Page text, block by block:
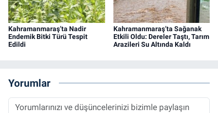
Kahramanmaraş’ta Nadir
Endemik Bitki Türü Tespit
Edildi
Kahramanmaraş’ta Sağanak
Etkili Oldu: Dereler Taştı, Tarım
Arazileri Su Altında Kaldı
Yorumlar